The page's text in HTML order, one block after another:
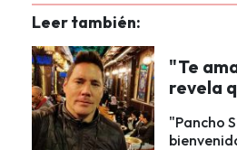
Leer también:
"Te
revela
"Pancho